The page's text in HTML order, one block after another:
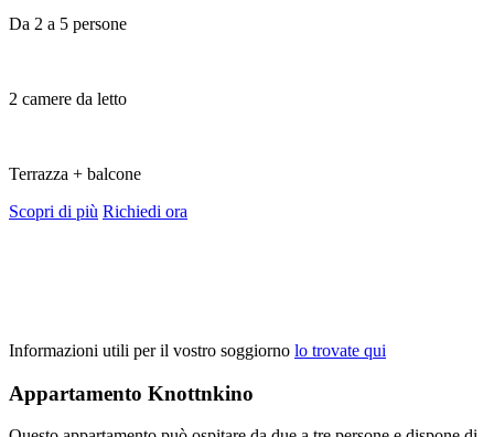
Da 2 a 5 persone
2 camere da letto
Terrazza + balcone
Scopri di più Richiedi ora
Informazioni utili per il vostro soggiorno lo trovate qui
Appartamento Knottnkino